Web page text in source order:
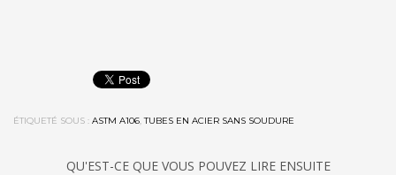
ÉTIQUETÉ SOUS : ASTM A106,TUBES EN ACIER SANS SOUDURE
QU'EST-CE QUE VOUS POUVEZ LIRE ENSUITE